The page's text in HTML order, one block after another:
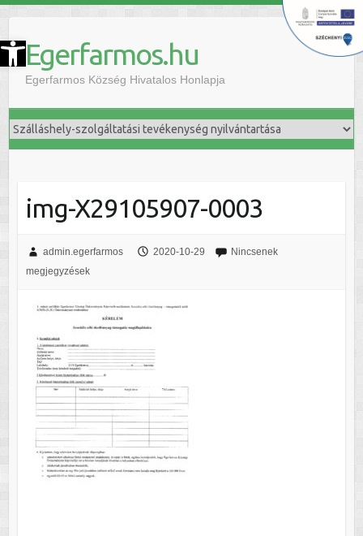
Eszköztár megnyitása Egerfarmos.hu
Egerfarmos Község Hivatalos Honlapja
img-X29105907-0003
admin.egerfarmos 2020-10-29
Nincsenek
megjegyzések